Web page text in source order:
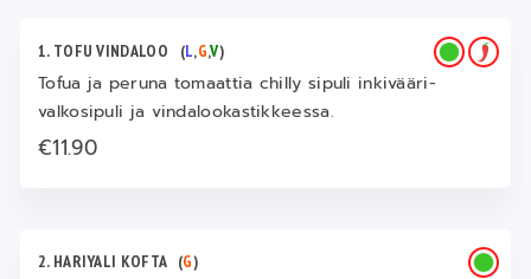
1. TOFU VINDALOO (L,G,V)
Tofua ja peruna tomaattia chilly sipuli inkivääri-
valkosipuli ja vindalookastikkeessa.
€11.90
2. HARIYALI KOFTA (G)